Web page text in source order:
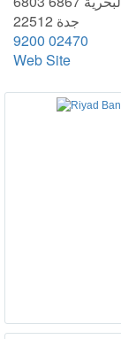
جدة 22512
9200 02470
Web Site